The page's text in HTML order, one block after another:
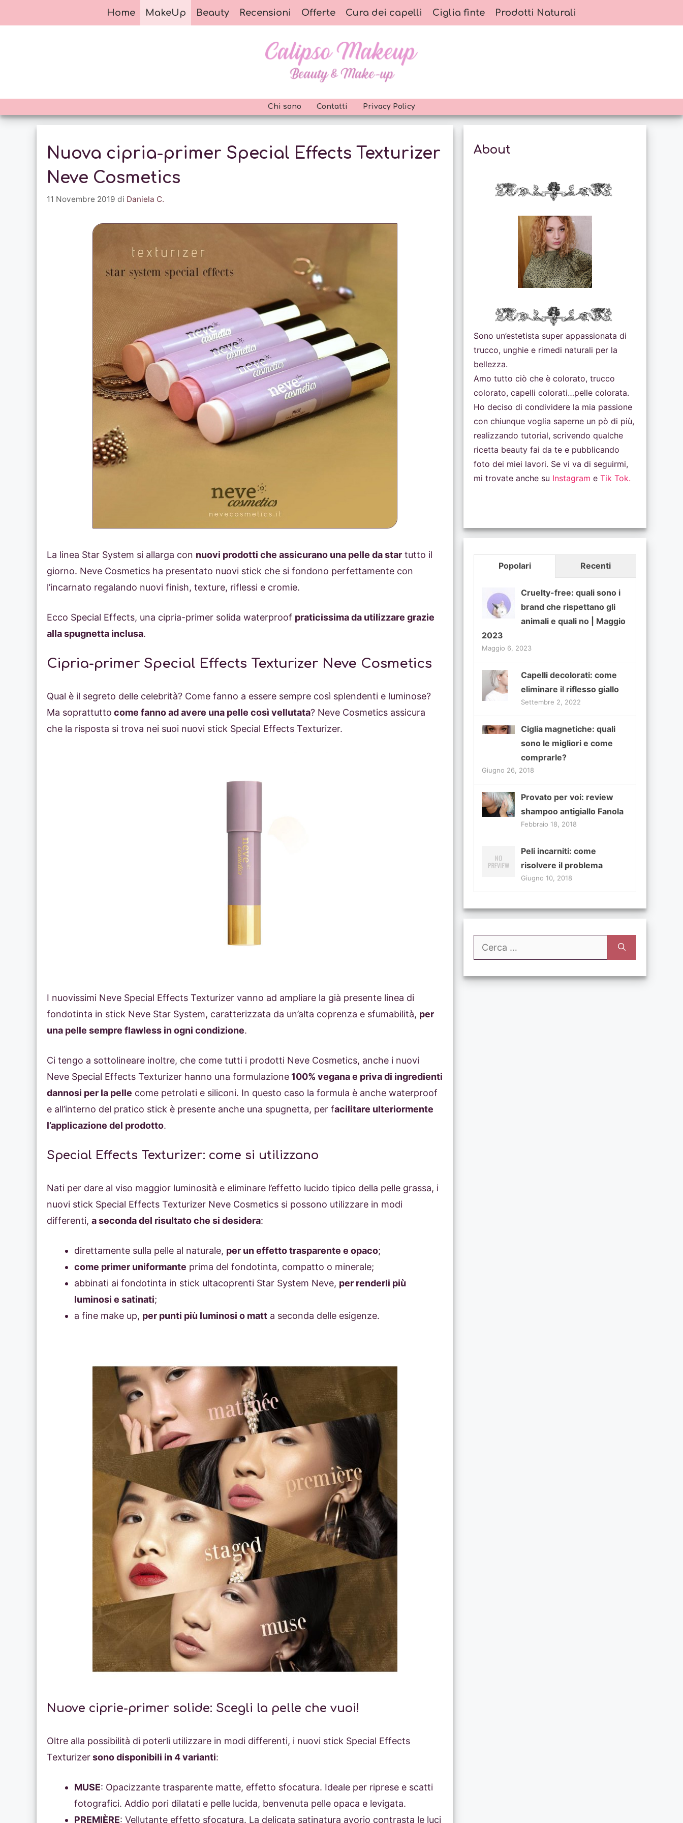
al
Home MakeUp Beauty Recensioni Offerte Cura dei capelli Ciglia finte Prodotti Naturali
Chi sono Contatti Privacy Policy
Nuova cipria-primer Special Effects Texturizer
Neve Cosmetics
11 Novembre 2019 di Daniela C.
La linea Star System si allarga con nuovi prodotti che assicurano una pelle da star tutto il
giorno. Neve Cosmetics ha presentato nuovi stick che si fondono perfettamente con
l’incarnato regalando nuovi finish, texture, riflessi e cromie.
Ecco Special Effects, una cipria-primer solida waterproof praticissima da utilizzare grazie
alla spugnetta inclusa.
Cipria-primer Special Effects Texturizer Neve Cosmetics
Qual è il segreto delle celebrità? Come fanno a essere sempre così splendenti e luminose?
Ma soprattutto come fanno ad avere una pelle così vellutata? Neve Cosmetics assicura
che la risposta si trova nei suoi nuovi stick Special Effects Texturizer.
I nuovissimi Neve Special Effects Texturizer vanno ad ampliare la già presente linea di
fondotinta in stick Neve Star System, caratterizzata da un’alta coprenza e sfumabilità, per
una pelle sempre flawless in ogni condizione.
Ci tengo a sottolineare inoltre, che come tutti i prodotti Neve Cosmetics, anche i nuovi
Neve Special Effects Texturizer hanno una formulazione 100% vegana e priva di ingredienti
dannosi per la pelle come petrolati e siliconi. In questo caso la formula è anche waterproof
e all’interno del pratico stick è presente anche una spugnetta, per facilitare ulteriormente
l’applicazione del prodotto.
Special Effects Texturizer: come si utilizzano
Nati per dare al viso maggior luminosità e eliminare l’effetto lucido tipico della pelle grassa, i
nuovi stick Special Effects Texturizer Neve Cosmetics si possono utilizzare in modi
differenti, a seconda del risultato che si desidera:
direttamente sulla pelle al naturale, per un effetto trasparente e opaco;
come primer uniformante prima del fondotinta, compatto o minerale;
abbinati ai fondotinta in stick ultacoprenti Star System Neve, per renderli più
luminosi e satinati;
a fine make up, per punti più luminosi o matt a seconda delle esigenze.
Nuove ciprie-primer solide: Scegli la pelle che vuoi!
Oltre alla possibilità di poterli utilizzare in modi differenti, i nuovi stick Special Effects
Texturizersono disponibili in 4 varianti:
MUSE: Opacizzante trasparente matte, effetto sfocatura. Ideale per riprese e scatti
fotografici. Addio pori dilatati e pelle lucida, benvenuta pelle opaca e levigata.
PREMIÈRE: Vellutante effetto sfocatura. La delicata satinatura avorio contrasta le luci
About
Sono un’estetista super appassionata di
trucco, unghie e rimedi naturali per la
bellezza.
Amo tutto ciò che è colorato, trucco
colorato, capelli colorati…pelle colorata.
Ho deciso di condividere la mia passione
con chiunque voglia saperne un pò di più,
realizzando tutorial, scrivendo qualche
ricetta beauty fai da te e pubblicando
foto dei miei lavori. Se vi va di seguirmi,
mi trovate anche su Instagram e Tik Tok.
Popolari Recenti
Cruelty-free: quali sono i
brand che rispettano gli
animali e quali no | Maggio
2023
Maggio 6, 2023
Capelli decolorati: come
eliminare il riflesso giallo
Settembre 2, 2022
Ciglia magnetiche: quali
sono le migliori e come
comprarle?
Giugno 26, 2018
Provato per voi: review
shampoo antigiallo Fanola
Febbraio 18, 2018
Peli incarniti: come
risolvere il problema
Giugno 10, 2018
Ricerca